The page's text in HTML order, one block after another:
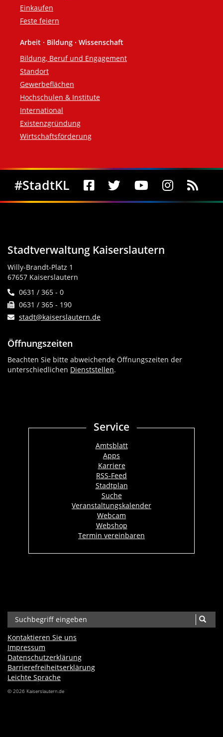
Einkaufen
Feste feiern
Arbeit · Bildung · Wissenschaft
Bildung, Beruf und Engagement
Standort
Gewerbeflächen
Hochschulen & Institute
International
Existenzgründung
Wirtschaftsförderung
Social Media
#StadtKL
Stadtverwaltung Kaiserslautern
Willy-Brandt-Platz 1
67657 Kaiserslautern
0631 / 365 - 0
0631 / 365 - 190
stadt@kaiserslautern.de
Öffnungszeiten
Beachten Sie bitte abweichende Öffnungszeiten der
unterschiedlichen Dienststellen.
Service
Amtsblatt
Apps
Karriere
RSS-Feed
Stadtplan
Suche
Veranstaltungskalender
Webcam
Webshop
Termin vereinbaren
Kontaktieren Sie uns
Impressum
Datenschutzerklärung
Barrierefreiheits­erklärung
Leichte Sprache
© 2026 Kaiserslautern.de